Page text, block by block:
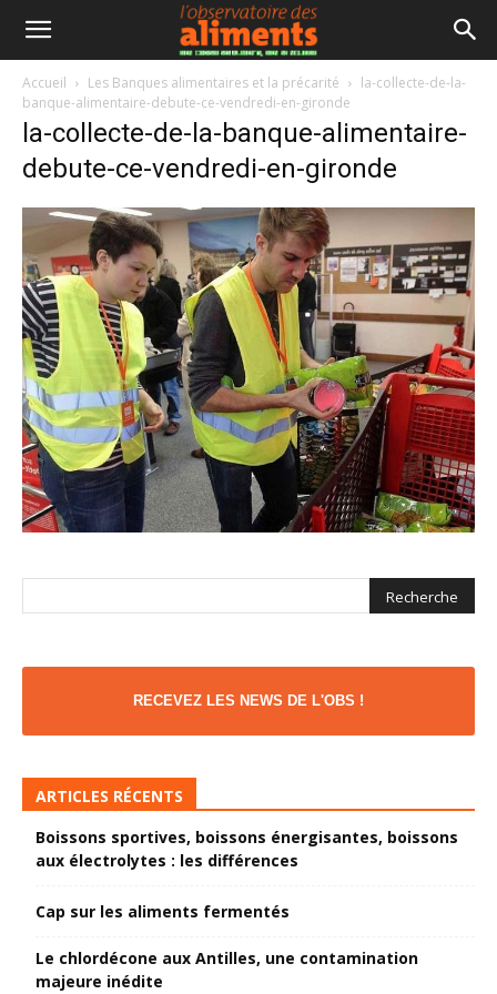
Accueil Les Banques alimentaires et la précarité
la-collecte-de-la-
banque-alimentaire-debute-ce-vendredi-en-gironde
la-collecte-de-la-banque-alimentaire-
debute-ce-vendredi-en-gironde
RECEVEZ LES NEWS DE L'OBS !
ARTICLES RÉCENTS
Boissons sportives, boissons énergisantes, boissons
aux électrolytes : les différences
Cap sur les aliments fermentés
Le chlordécone aux Antilles, une contamination
majeure inédite